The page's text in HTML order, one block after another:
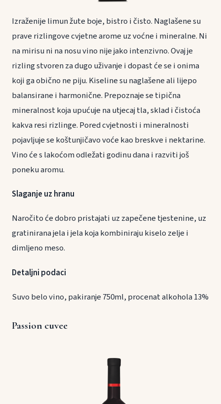
Izraženije limun žute boje, bistro i čisto. Naglašene su
prave rizlingove cvjetne arome uz voćne i mineralne. Ni
na mirisu ni na nosu vino nije jako intenzivno. Ovaj je
rizling stvoren za dugo uživanje i dopast će se i onima
koji ga obično ne piju. Kiseline su naglašene ali lijepo
balansirane i harmonične. Prepoznaje se tipična
mineralnost koja upućuje na utjecaj tla, sklad i čistoća
kakva resi rizlinge. Pored cvjetnosti i mineralnosti
pojavljuje se koštunjičavo voće kao breskve i nektarine.
Vino će s lakoćom odležati godinu dana i razviti još
poneku aromu.
Slaganje uz hranu
Naročito će dobro pristajati uz zapečene tjestenine, uz
gratinirana jela i jela koja kombiniraju kiselo zelje i
dimljeno meso.
Detaljni podaci
Suvo belo vino, pakiranje 750ml, procenat alkohola 13%
Passion cuvee